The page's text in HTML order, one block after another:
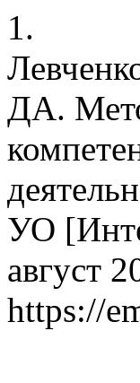
1.
ДА.
УО
август
https://